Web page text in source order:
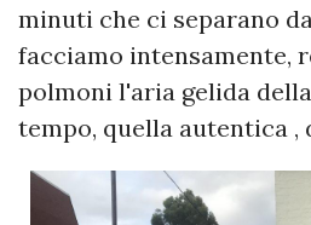
minuti che ci separano
facciamo intensamente,
polmoni l'aria gelida
tempo, quella autentica ,